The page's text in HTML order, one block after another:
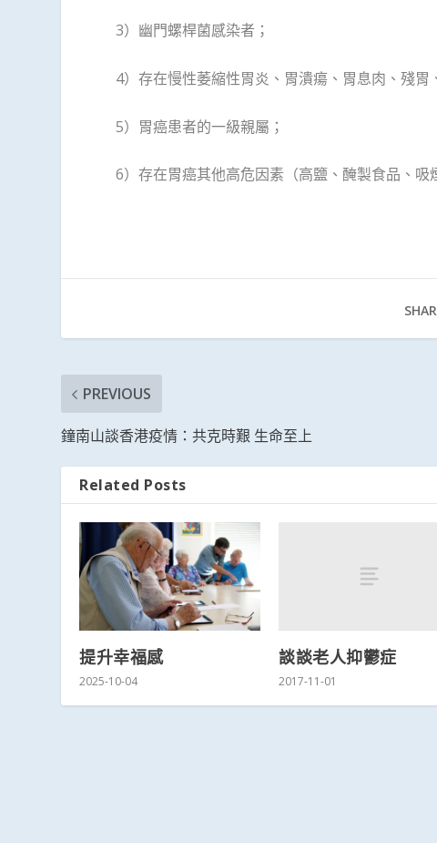
3）幽門螺桿菌感染者；
4）存在慢性萎縮性胃炎、胃潰瘍、胃息肉、殘胃
5）胃癌患者的一級親屬；
6）存在胃癌其他高危因素（高鹽、醃製食品、吸
PREVIOUS
鐘南山談香港疫情：共克時艱 生命至上
Related Posts
提升幸福感
2025-10-04
談談老人抑鬱症
2017-11-01